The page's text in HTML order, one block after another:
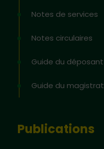
Notes de services
Notes circulaires
Guide du déposant
Guide du magistrat
Publications